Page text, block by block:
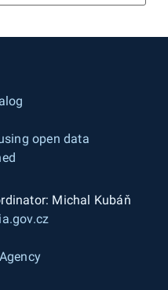
open data
Michal Kubáň